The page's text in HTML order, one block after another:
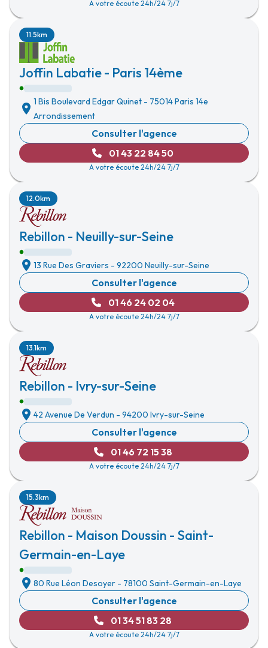
A votre écoute 24h/24 7j/7
Joffin Labatie - Paris 14ème
11.5km
1 Bis Boulevard Edgar Quinet - 75014 Paris 14e
Arrondissement
Consulter l'agence
01 43 22 84 50
A votre écoute 24h/24 7j/7
Rebillon - Neuilly-sur-Seine
12.0km
13 Rue Des Graviers - 92200 Neuilly-sur-Seine
Consulter l'agence
01 46 24 02 04
A votre écoute 24h/24 7j/7
Rebillon - Ivry-sur-Seine
13.1km
42 Avenue De Verdun - 94200 Ivry-sur-Seine
Consulter l'agence
01 46 72 15 38
A votre écoute 24h/24 7j/7
Rebillon - Maison Doussin - Saint-
Germain-en-Laye
15.3km
80 Rue Léon Desoyer - 78100 Saint-Germain-en-Laye
Consulter l'agence
01 34 51 83 28
A votre écoute 24h/24 7j/7